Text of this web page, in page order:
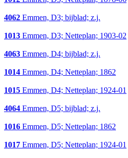
4062 Emmen, D3; bijblad; z.j.
1013 Emmen, D3; Netteplan; 1903-02
4063 Emmen, D4; bijblad; z.j.
1014 Emmen, D4; Netteplan; 1862
1015 Emmen, D4; Netteplan; 1924-01
4064 Emmen, D5; bijblad; z.j.
1016 Emmen, D5; Netteplan; 1862
1017 Emmen, D5; Netteplan; 1924-01